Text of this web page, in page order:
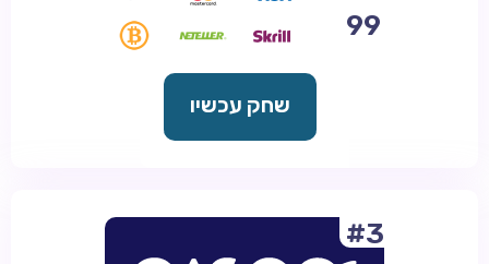
99
שחק עכשיו
#3